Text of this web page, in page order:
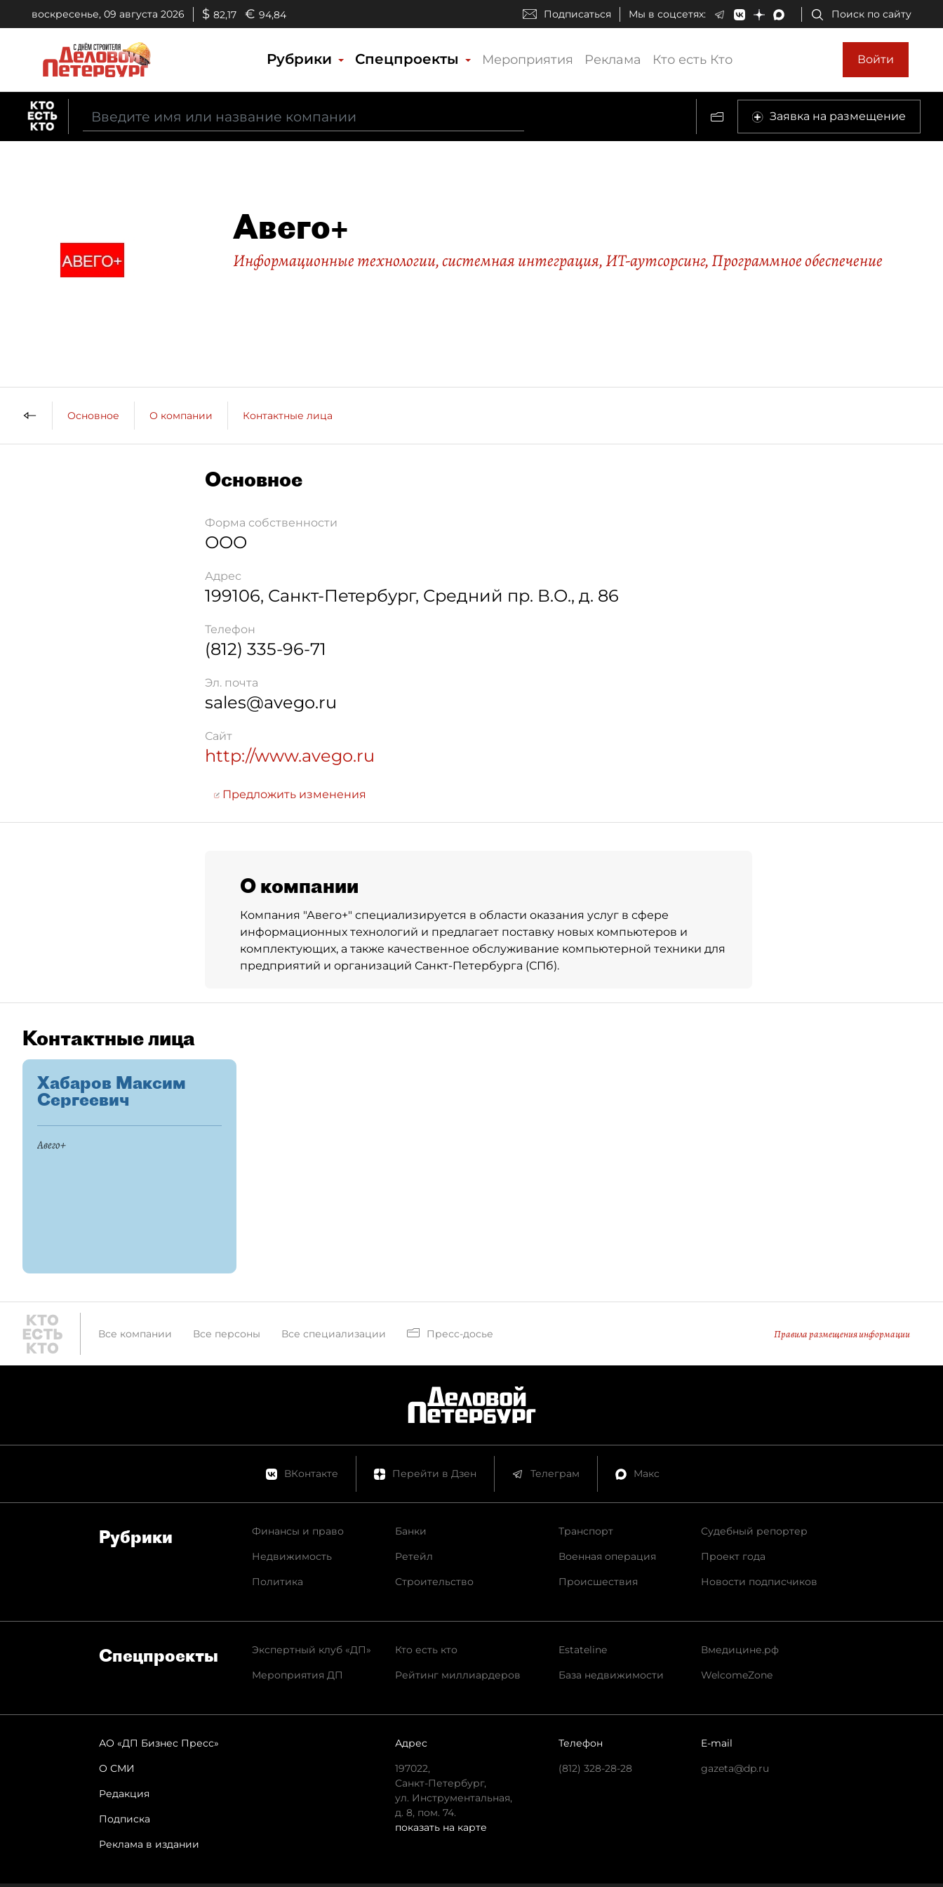
воскресенье, 09 августа 2026 $ 82,17 € 94,84 Подписаться Мы в соцсетях: Поиск по сайту
Рубрики Спецпроекты Мероприятия Реклама Кто есть Кто Войти
Заявка на размещение
Авего+
Информационные технологии, системная интеграция, ИТ-аутсорсинг,Программное обеспечение
Основное О компании Контактные лица
Основное
Форма собственности
ООО
Адрес
199106, Санкт-Петербург, Средний пр. В.О., д. 86
Телефон
(812) 335-96-71
Эл. почта
sales@avego.ru
Сайт
http://www.avego.ru
Предложить изменения
О компании
Компания "Авего+" специализируется в области оказания услуг в сфере
информационных технологий и предлагает поставку новых компьютеров и
комплектующих, а также качественное обслуживание компьютерной техники для
предприятий и организаций Санкт-Петербурга (СПб).
Контактные лица
Хабаров Максим
Сергеевич
Авего+
Все компании Все персоны Все специализации Пресс-досье Правила размещения информации
ВКонтакте Перейти в Дзен Телеграм Макс
Рубрики
Финансы и право
Недвижимость
Политика
Банки
Ретейл
Строительство
Транспорт
Военная операция
Происшествия
Судебный репортер
Проект года
Новости подписчиков
Спец­проекты
Экспертный клуб «ДП»
Мероприятия ДП
Кто есть кто
Рейтинг миллиардеров
Estateline
База недвижимости
Вмедицине.рф
WelcomeZone
АО «ДП Бизнес Пресс»
О СМИ
Редакция
Подписка
Реклама в издании
Адрес
197022,
Санкт-Петербург,
ул. Инструментальная,
д. 8, пом. 74.
показать на карте
Телефон
(812) 328-28-28
E-mail
gazeta@dp.ru